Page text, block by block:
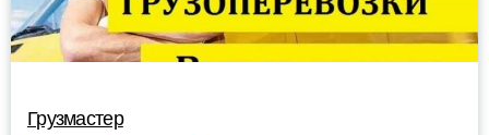
Грузмастер